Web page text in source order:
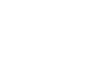
livello